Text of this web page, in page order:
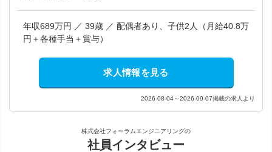
年収689万円 ／ 39歳 ／ 配偶者あり、子供2人（月給40.8万
円＋各種手当＋賞与）
求人情報を見る
2026-08-04～2026-09-07掲載の求人より
株式会社フォーラムエンジニアリングの
社員インタビュー